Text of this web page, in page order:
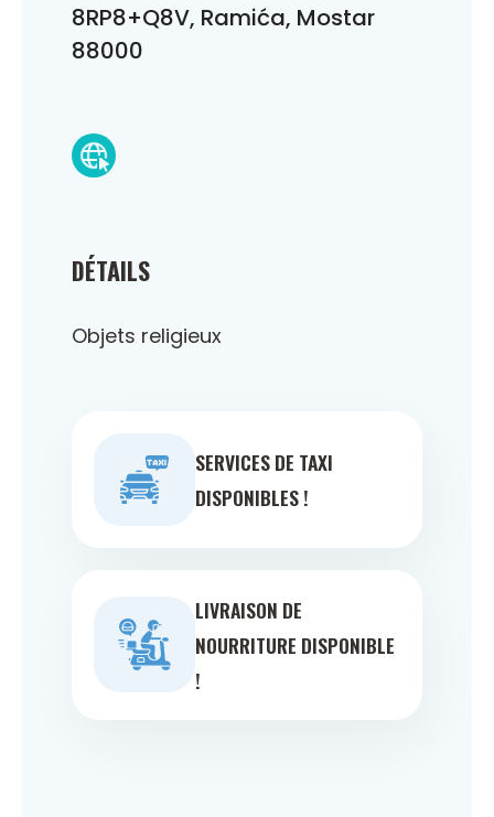
DÉTAILS
Objets religieux
SERVICES DE TAXI
DISPONIBLES !
LIVRAISON DE
NOURRITURE DISPONIBLE
!
8RP8+Q8V, Ramića, Mostar
88000